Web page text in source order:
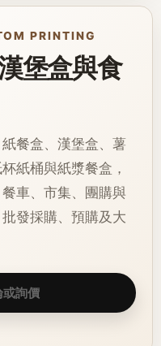
PRINTING
堡盒與食
餐盒、漢堡盒、薯
紙桶與紙漿餐盒，
車、市集、團購與
發採購、預購及大
或詢價